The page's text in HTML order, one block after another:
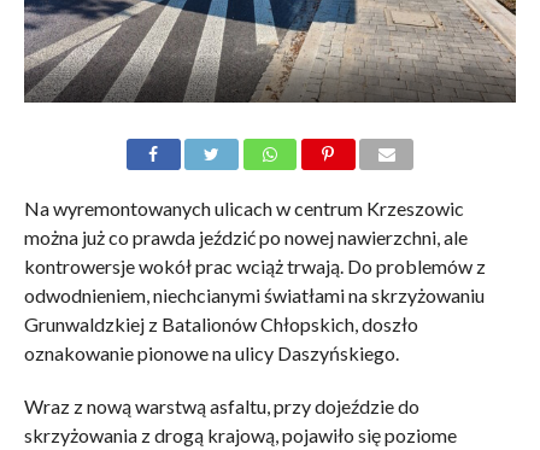
Na wyremontowanych ulicach w centrum Krzeszowic
można już co prawda jeździć po nowej nawierzchni, ale
kontrowersje wokół prac wciąż trwają. Do problemów z
odwodnieniem, niechcianymi światłami na skrzyżowaniu
Grunwaldzkiej z Batalionów Chłopskich, doszło
oznakowanie pionowe na ulicy Daszyńskiego.
Wraz z nową warstwą asfaltu, przy dojeździe do
skrzyżowania z drogą krajową, pojawiło się poziome